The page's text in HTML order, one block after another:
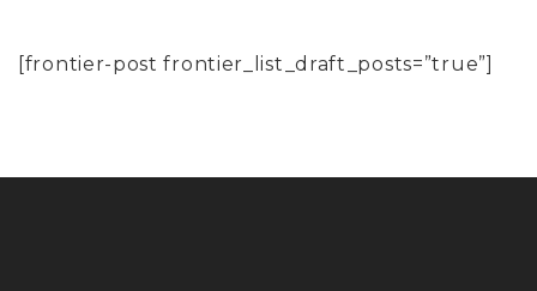
[frontier-post frontier_list_draft_posts=”true”]